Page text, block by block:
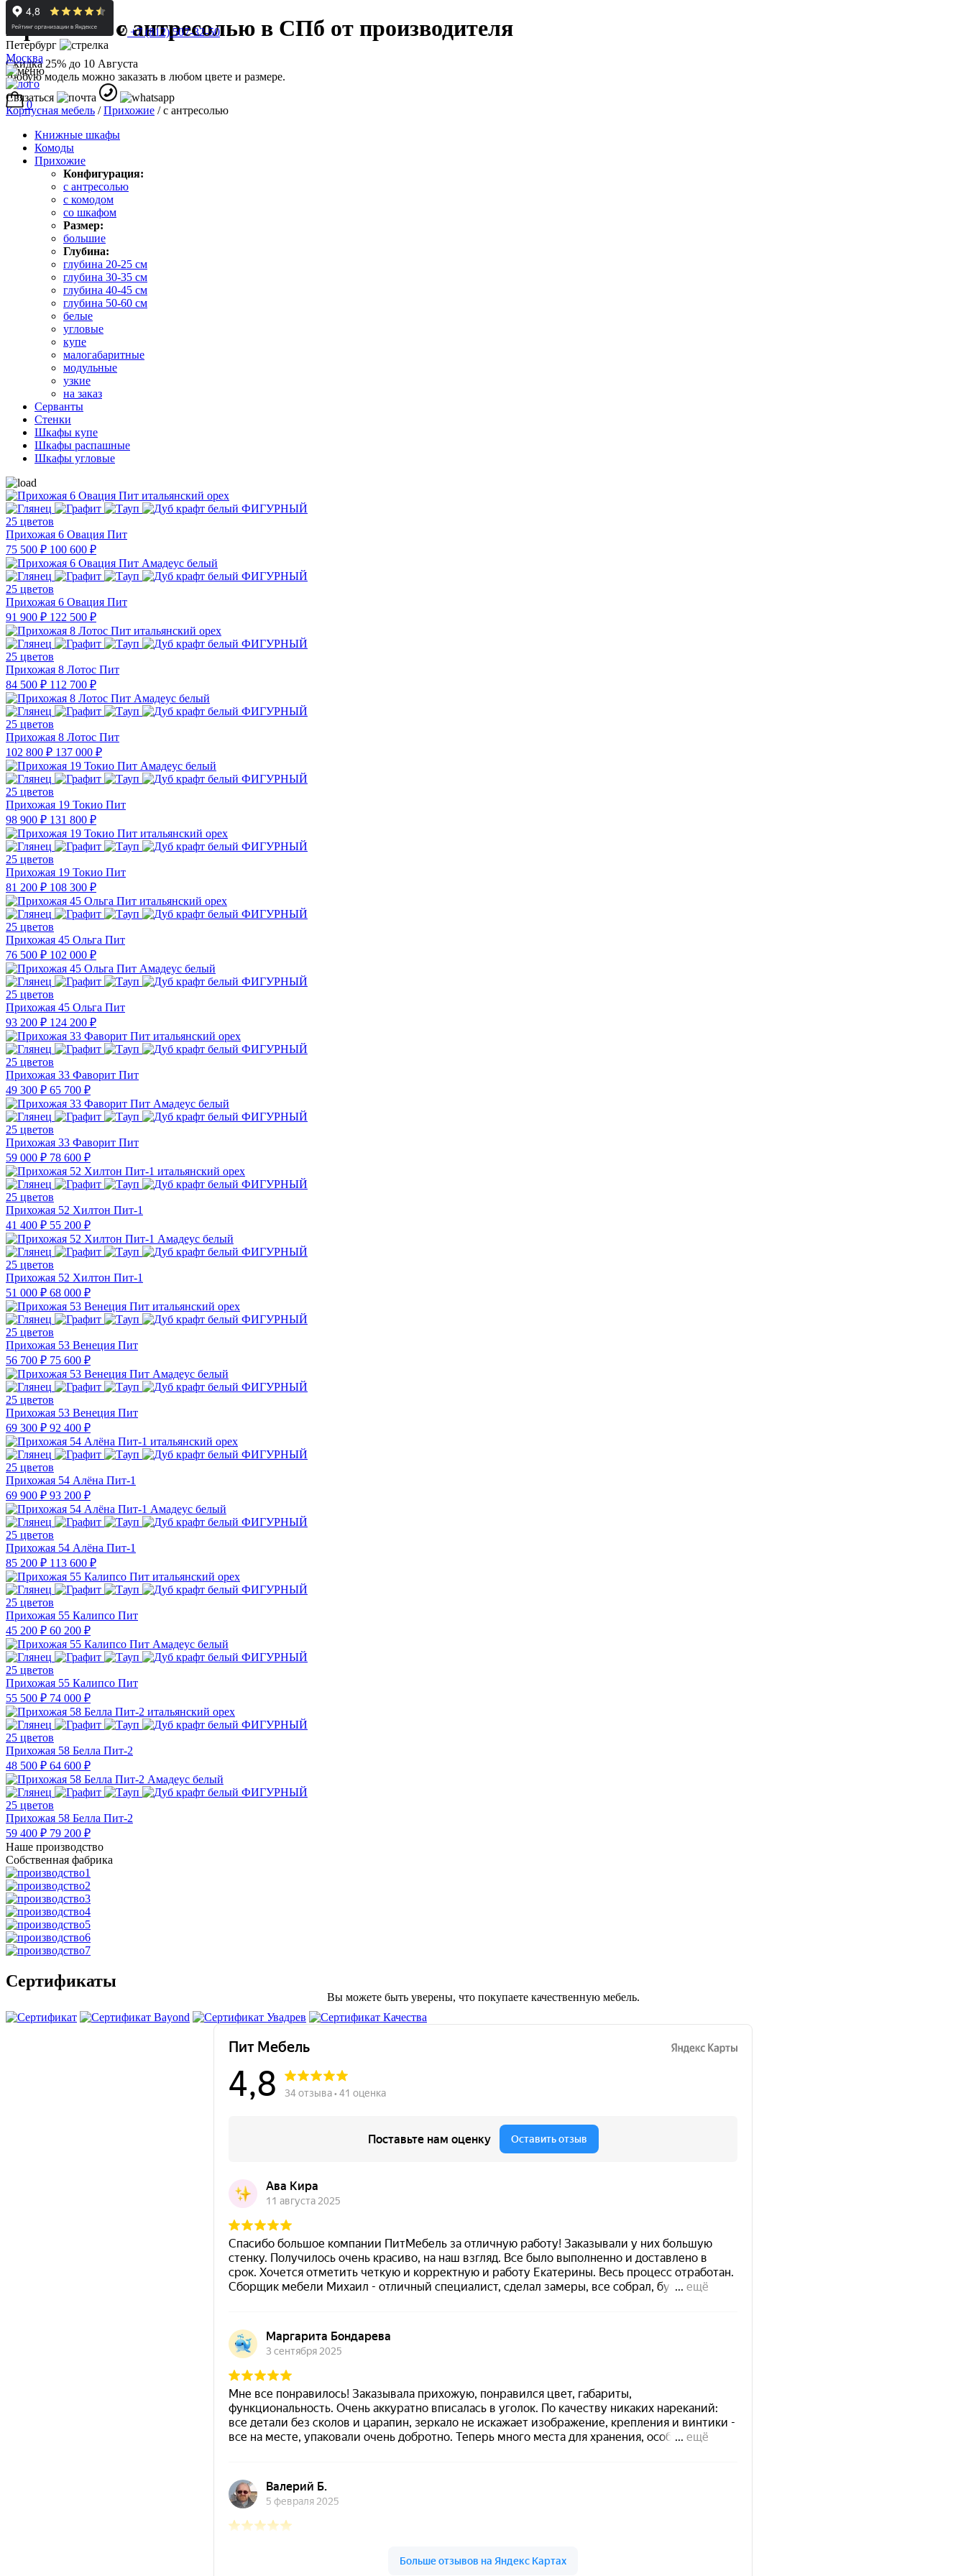
+7 (812) 507-32-50
Петербург
Москва
0
Прихожие с антресолью в СПб от производителя
Скидка 25% до 10 Августа
Любую модель можно заказать в любом цвете и размере.
Связаться
Корпусная мебель /Прихожие /с антресолью
Книжные шкафы
Комоды
Прихожие
Конфигурация:
с антресолью
с комодом
со шкафом
Размер:
большие
Глубина:
глубина 20-25 см
глубина 30-35 см
глубина 40-45 см
глубина 50-60 см
белые
угловые
купе
малогабаритные
модульные
узкие
на заказ
Серванты
Стенки
Шкафы купе
Шкафы распашные
Шкафы угловые
25 цветов
Прихожая 6 Овация Пит
75 500 ₽ 100 600 ₽
25 цветов
Прихожая 6 Овация Пит
91 900 ₽ 122 500 ₽
25 цветов
Прихожая 8 Лотос Пит
84 500 ₽ 112 700 ₽
25 цветов
Прихожая 8 Лотос Пит
102 800 ₽ 137 000 ₽
25 цветов
Прихожая 19 Токио Пит
98 900 ₽ 131 800 ₽
25 цветов
Прихожая 19 Токио Пит
81 200 ₽ 108 300 ₽
25 цветов
Прихожая 45 Ольга Пит
76 500 ₽ 102 000 ₽
25 цветов
Прихожая 45 Ольга Пит
93 200 ₽ 124 200 ₽
25 цветов
Прихожая 33 Фаворит Пит
49 300 ₽ 65 700 ₽
25 цветов
Прихожая 33 Фаворит Пит
59 000 ₽ 78 600 ₽
25 цветов
Прихожая 52 Хилтон Пит-1
41 400 ₽ 55 200 ₽
25 цветов
Прихожая 52 Хилтон Пит-1
51 000 ₽ 68 000 ₽
25 цветов
Прихожая 53 Венеция Пит
56 700 ₽ 75 600 ₽
25 цветов
Прихожая 53 Венеция Пит
69 300 ₽ 92 400 ₽
25 цветов
Прихожая 54 Алёна Пит-1
69 900 ₽ 93 200 ₽
25 цветов
Прихожая 54 Алёна Пит-1
85 200 ₽ 113 600 ₽
25 цветов
Прихожая 55 Калипсо Пит
45 200 ₽ 60 200 ₽
25 цветов
Прихожая 55 Калипсо Пит
55 500 ₽ 74 000 ₽
25 цветов
Прихожая 58 Белла Пит-2
48 500 ₽ 64 600 ₽
25 цветов
Прихожая 58 Белла Пит-2
59 400 ₽ 79 200 ₽
Наше производство
Собственная фабрика
Сертификаты
Вы можете быть уверены, что покупаете качественную мебель.